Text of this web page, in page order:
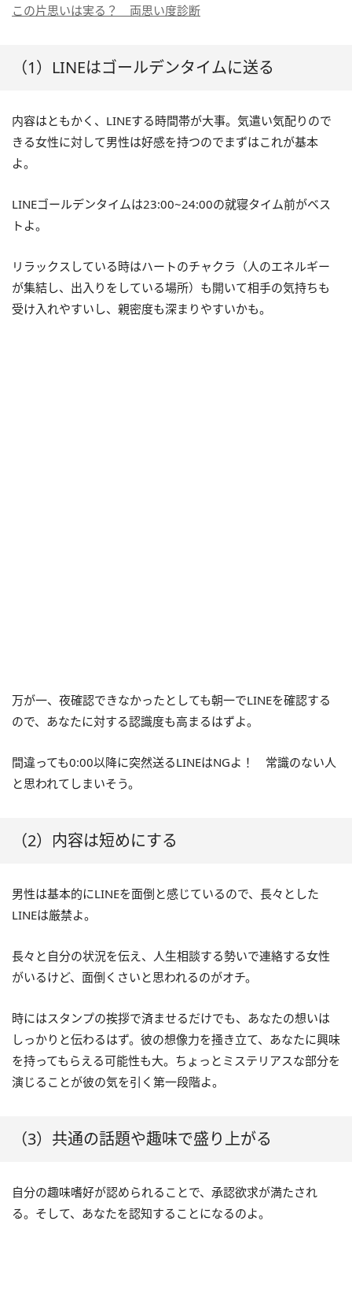
この片思いは実る？ 両思い度診断
（1）LINEはゴールデンタイムに送る
内容はともかく、LINEする時間帯が大事。気遣い気配りので
きる女性に対して男性は好感を持つのでまずはこれが基本
よ。
LINEゴールデンタイムは23:00~24:00の就寝タイム前がベス
トよ。
リラックスしている時はハートのチャクラ（人のエネルギー
が集結し、出入りをしている場所）も開いて相手の気持ちも
受け入れやすいし、親密度も深まりやすいかも。
万が一、夜確認できなかったとしても朝一でLINEを確認する
ので、あなたに対する認識度も高まるはずよ。
間違っても0:00以降に突然送るLINEはNGよ！ 常識のない人
と思われてしまいそう。
（2）内容は短めにする
男性は基本的にLINEを面倒と感じているので、長々とした
LINEは厳禁よ。
長々と自分の状況を伝え、人生相談する勢いで連絡する女性
がいるけど、面倒くさいと思われるのがオチ。
時にはスタンプの挨拶で済ませるだけでも、あなたの想いは
しっかりと伝わるはず。彼の想像力を掻き立て、あなたに興味
を持ってもらえる可能性も大。ちょっとミステリアスな部分を
演じることが彼の気を引く第一段階よ。
（3）共通の話題や趣味で盛り上がる
自分の趣味嗜好が認められることで、承認欲求が満たされ
る。そして、あなたを認知することになるのよ。